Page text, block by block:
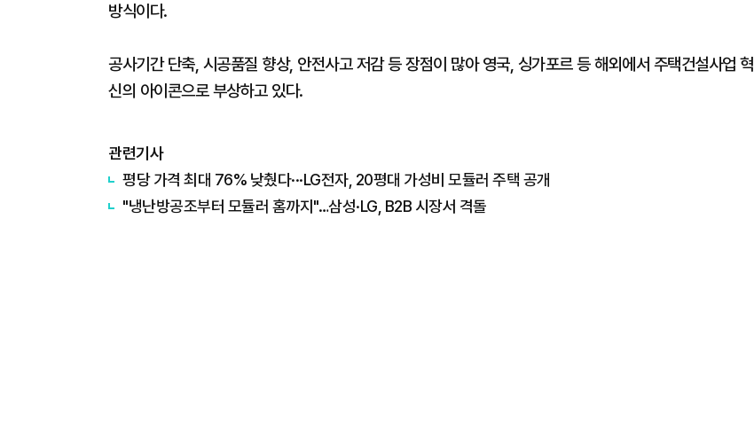
방식이다.
공사기간 단축, 시공품질 향상, 안전사고 저감 등 장점이 많아 영국, 싱가포르 등 해외에서 주택건설사업 혁
신의 아이콘으로 부상하고 있다.
관련기사
평당 가격 최대 76% 낮췄다···LG전자, 20평대 가성비 모듈러 주택 공개
"냉난방공조부터 모듈러 홈까지"…삼성·LG, B2B 시장서 격돌